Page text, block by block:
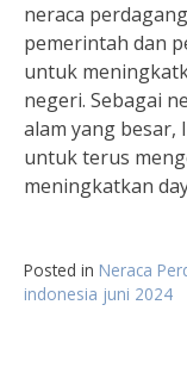
neraca
pemerintah dan
untuk
negeri. Sebagai
alam yang besar,
untuk terus
meningkatkan
Posted in Neraca
indonesia juni 2024